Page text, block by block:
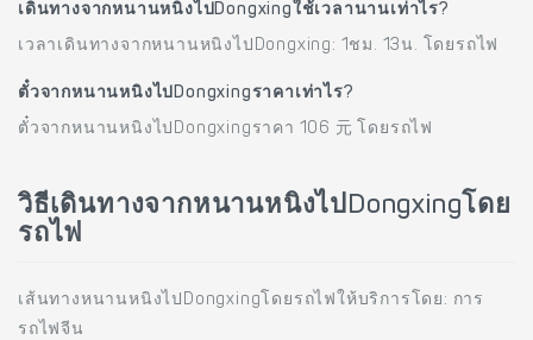
เดินทางจากหนานหนิงไปDongxingใช้เวลานานเท่าไร?
เวลาเดินทางจากหนานหนิงไปDongxing: 1ชม. 13น. โดยรถไฟ
ตั๋วจากหนานหนิงไปDongxingราคาเท่าไร?
ตั๋วจากหนานหนิงไปDongxingราคา 106 元 โดยรถไฟ
วิธีเดินทางจากหนานหนิงไปDongxingโดย
รถไฟ
เส้นทางหนานหนิงไปDongxingโดยรถไฟให้บริการโดย: การ
รถไฟจีน